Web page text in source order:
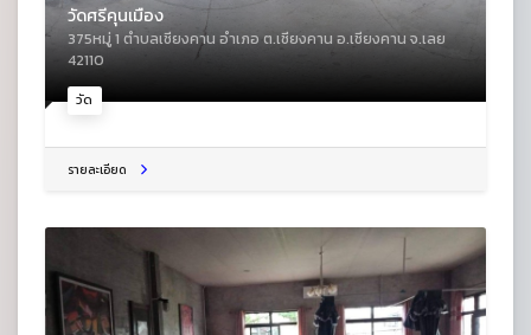
วัด
วัดศรีคุนเมือง
375หมู่ 1 ตําบลเชียงคาน อําเภอ ต.เชียงคาน อ.เชียงคาน จ.เลย
42110
รายละเอียด